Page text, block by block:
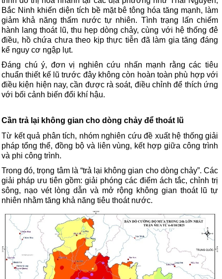
Bắc Ninh khiến diện tích bề mặt bê tông hóa tăng mạnh, làm
giảm khả năng thấm nước tự nhiên. Tình trạng lấn chiếm
hành lang thoát lũ, thu hẹp dòng chảy, cùng với hệ thống đê
điều, hồ chứa chưa theo kịp thực tiễn đã làm gia tăng đáng
kể nguy cơ ngập lụt.
Đáng chú ý, đơn vị nghiên cứu nhấn mạnh rằng các tiêu
chuẩn thiết kế lũ trước đây không còn hoàn toàn phù hợp với
điều kiện hiện nay, cần được rà soát, điều chỉnh để thích ứng
với bối cảnh biến đổi khí hậu.
Cần trả lại không gian cho dòng chảy để thoát lũ
Từ kết quả phân tích, nhóm nghiên cứu đề xuất hệ thống giải
pháp tổng thể, đồng bộ và liên vùng, kết hợp giữa công trình
và phi công trình.
Trong đó, trọng tâm là “trả lại không gian cho dòng chảy”. Các
giải pháp ưu tiên gồm: giải phóng các điểm ách tắc, chỉnh trị
sông, nạo vét lòng dẫn và mở rộng không gian thoát lũ tự
nhiên nhằm tăng khả năng tiêu thoát nước.